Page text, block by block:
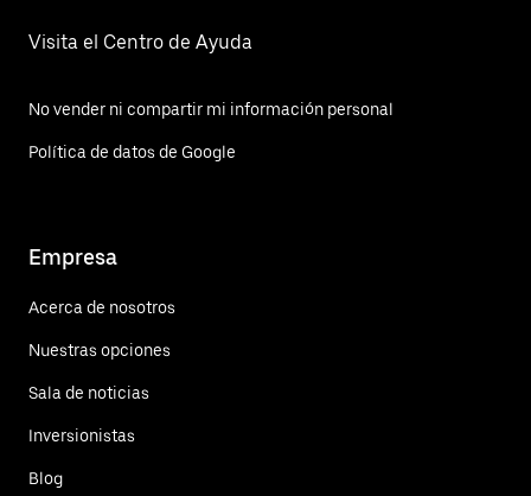
Visita el Centro de Ayuda
No vender ni compartir mi información personal
Política de datos de Google
Empresa
Acerca de nosotros
Nuestras opciones
Sala de noticias
Inversionistas
Blog